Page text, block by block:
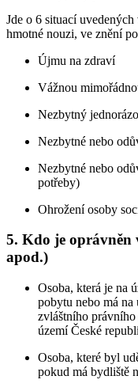
Jde o 6 situací
hmotné nouzi, ve znění
Újmu na zdraví
Vážnou
Nezbytný
Nezbytné nebo
Nezbytné nebo
potřeby)
Ohrožení osoby
5. Kdo je oprávněn
apod.)
Osoba, která je na
pobytu nebo má
zvláštního
území České
Osoba, které byl
pokud má bydliště